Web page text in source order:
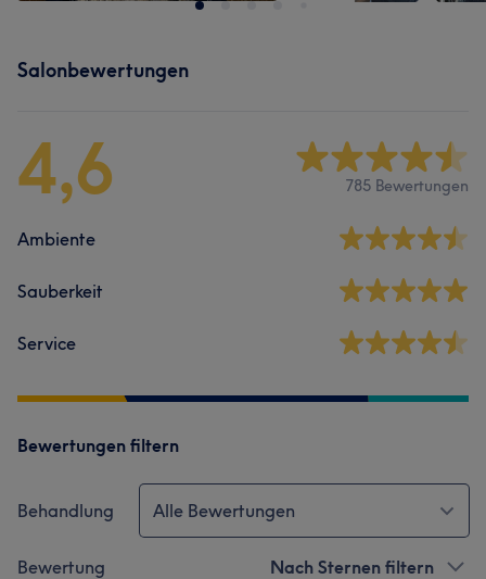
Salonbewertungen
4,6 785 Bewertungen
Ambiente
Sauberkeit
Service
Bewertungen filtern
Behandlung Alle Bewertungen
Bewertung Nach Sternen filtern